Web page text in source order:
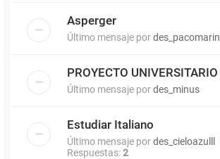
Asperger
Último mensaje pordes_pacomarin
PROYECTO UNIVERSITARIO
Último mensaje pordes_minus
Estudiar Italiano
Último mensaje pordes_cieloazulll
Respuestas:2